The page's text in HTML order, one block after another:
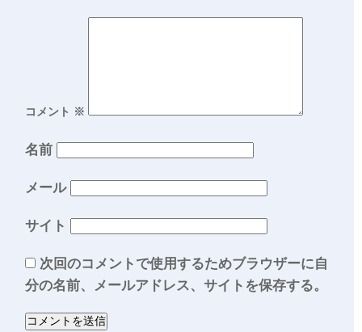
コメント ※
名前
メール
サイト
次回のコメントで使用するためブラウザーに自
分の名前、メールアドレス、サイトを保存する。